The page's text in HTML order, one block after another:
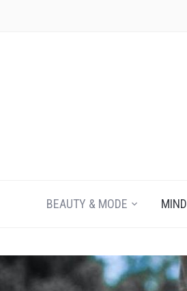
BEAUTY & MODE